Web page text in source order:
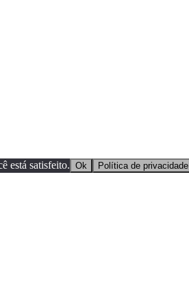
está satisfeito. Ok Política de privacidade